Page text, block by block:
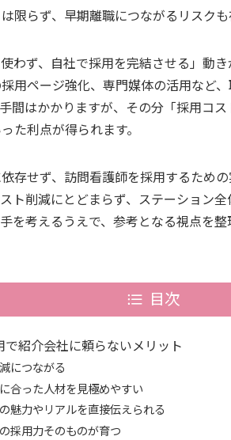
限らず、早期離職につながるリスクも
わず、自社で採用を完結させる」動
用ページ強化、専門媒体の活用など
間はかかりますが、その分「採用コ
た利点が得られます。
存せず、訪問看護師を採用するため
ト削減にとどまらず、ステーション
を考えるうえで、参考となる視点を整
目次
紹介会社に頼らないメリット
につながる
合った人材を見極めやすい
魅力やリアルを直接伝えられる
採用力そのものが育つ